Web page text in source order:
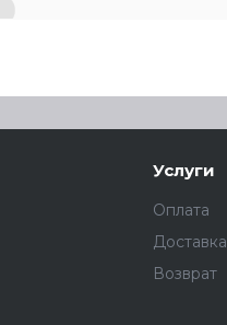
Услуги
Оплата
Доставка
Возврат